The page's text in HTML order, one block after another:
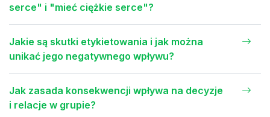
serce" i "mieć ciężkie serce"?
Jakie są skutki etykietowania i jak można
unikać jego negatywnego wpływu?
Jak zasada konsekwencji wpływa na decyzje
i relacje w grupie?